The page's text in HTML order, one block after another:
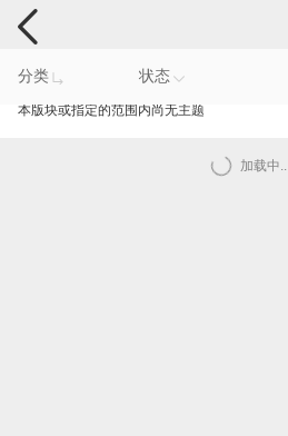
手机反馈
分类 状态
本版块或指定的范围内尚无主题
加载中..